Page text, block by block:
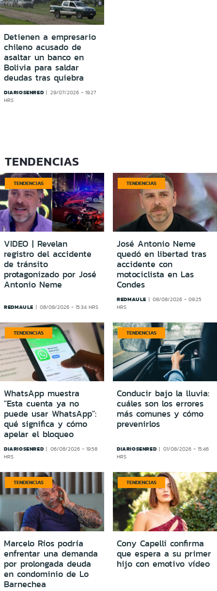
Detienen a empresario
chileno acusado de
asaltar un banco en
Bolivia para saldar
deudas tras quiebra
DIARIOSENRED
29/07/2026 - 19:27
HRS
TENDENCIAS
TENDENCIAS
VIDEO | Revelan
registro del accidente
de tránsito
protagonizado por José
Antonio Neme
REDMAULE 08/08/2026 - 15:34 HRS
TENDENCIAS
José Antonio Neme
quedó en libertad tras
accidente con
motociclista en Las
Condes
REDMAULE
08/08/2026 - 09:25
HRS
TENDENCIAS
WhatsApp muestra
"Esta cuenta ya no
puede usar WhatsApp":
qué significa y cómo
apelar el bloqueo
DIARIOSENRED
06/08/2026 - 19:58
HRS
TENDENCIAS
Conducir bajo la lluvia:
cuáles son los errores
más comunes y cómo
prevenirlos
DIARIOSENRED
01/08/2026 - 15:46
HRS
TENDENCIAS
Marcelo Ríos podría
enfrentar una demanda
por prolongada deuda
en condominio de Lo
Barnechea
TENDENCIAS
Cony Capelli confirma
que espera a su primer
hijo con emotivo vídeo